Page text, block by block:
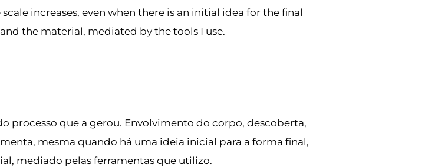
increases, even when there is an initial idea for the final
the material, mediated by the tools I use.
processo que a gerou. Envolvimento do corpo, descoberta,
mesma quando há uma ideia inicial para a forma final,
mediado pelas ferramentas que utilizo.